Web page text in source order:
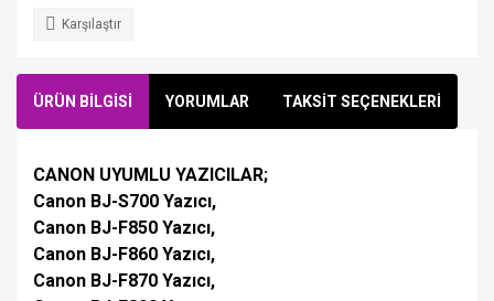
Karşılaştır
ÜRÜN BİLGİSİ YORUMLAR TAKSİT SEÇENEKLERİ
CANON UYUMLU YAZICILAR;
Canon BJ-S700 Yazıcı,
Canon BJ-F850 Yazıcı,
Canon BJ-F860 Yazıcı,
Canon BJ-F870 Yazıcı,